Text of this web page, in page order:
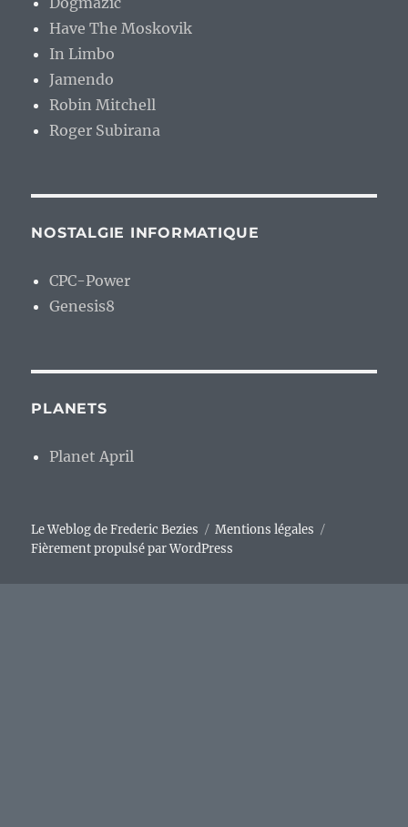
Have The Moskovik
In Limbo
Jamendo
Robin Mitchell
Roger Subirana
NOSTALGIE INFORMATIQUE
CPC-Power
Genesis8
PLANETS
Planet April
Le Weblog de Frederic Bezies
Mentions légales
Fièrement propulsé par WordPress